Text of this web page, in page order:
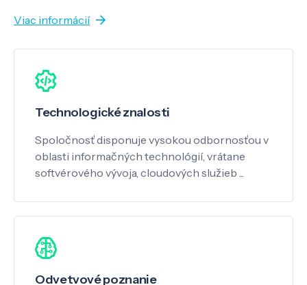
Viac informácií
Technologické znalosti
Spoločnosť disponuje vysokou odbornosťou v
oblasti informačných technológií, vrátane
softvérového vývoja, cloudových služieb ...
Odvetvové poznanie